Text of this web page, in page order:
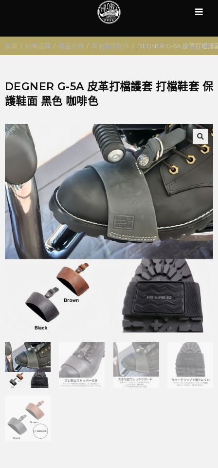
首頁 / 所有品牌 / 商品分類 / 其他車用配件 / DEGNER G-5A 皮革打檔護
DEGNER G-5A 皮革打檔護套 打檔鞋套 保
護鞋面 黑色 咖啡色
🔍